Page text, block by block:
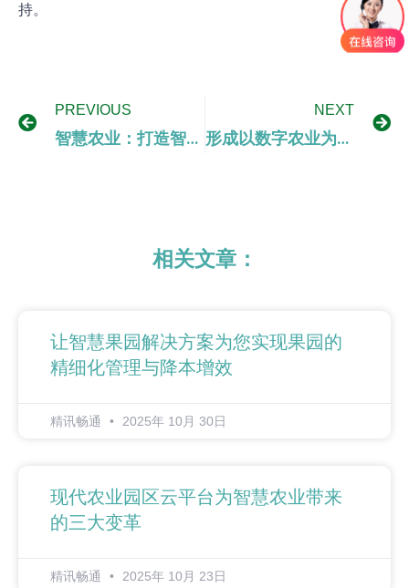
持。
PREVIOUS
智慧农业：打造智慧农场，实现精准农业
NEXT
形成以数字农业为核心的农业发展新动能
相关文章：
让智慧果园解决方案为您实现果园的
精细化管理与降本增效
精讯畅通 2025年 10月 30日
现代农业园区云平台为智慧农业带来
的三大变革
精讯畅通 2025年 10月 23日